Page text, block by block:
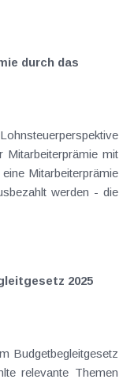
durch das
Mitarbeiterprämie mit
Mitarbeiterprämie
werden - die
2025
Budgetbegleitgesetz
relevante Themen